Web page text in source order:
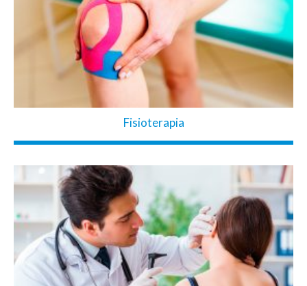
Fisioterapia